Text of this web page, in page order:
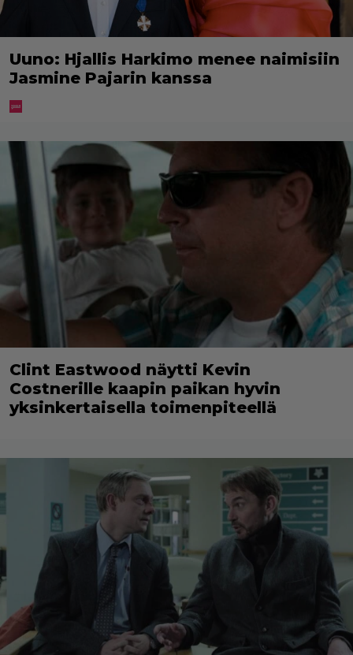
Uuno: Hjallis Harkimo menee naimisiin
Jasmine Pajarin kanssa
Clint Eastwood näytti Kevin
Costnerille kaapin paikan hyvin
yksinkertaisella toimenpiteellä